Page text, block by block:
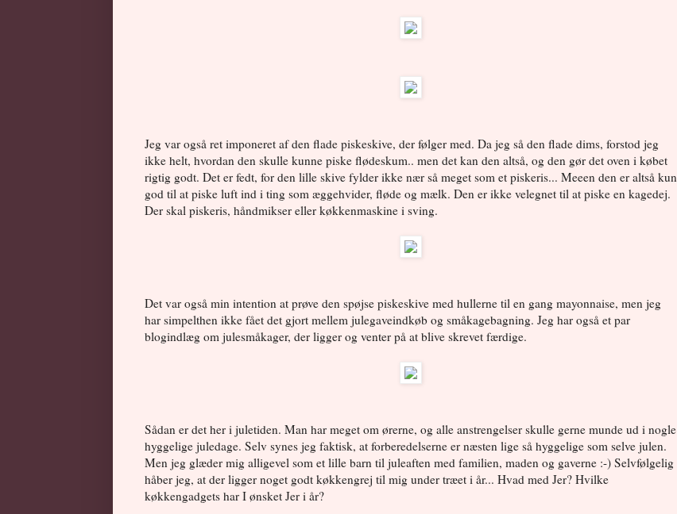
Jeg var også ret imponeret af den flade piskeskive, der følger med. Da jeg så den flade dims, forstod jeg
ikke helt, hvordan den skulle kunne piske flødeskum.. men det kan den altså, og den gør det oven i købet
rigtig godt. Det er fedt, for den lille skive fylder ikke nær så meget som et piskeris... Meeen den er altså kun
god til at piske luft ind i ting som æggehvider, fløde og mælk. Den er ikke velegnet til at piske en kagedej.
Der skal piskeris, håndmikser eller køkkenmaskine i sving.
Det var også min intention at prøve den spøjse piskeskive med hullerne til en gang mayonnaise, men jeg
har simpelthen ikke fået det gjort mellem julegaveindkøb og småkagebagning. Jeg har også et par
blogindlæg om julesmåkager, der ligger og venter på at blive skrevet færdige.
Sådan er det her i juletiden. Man har meget om ørerne, og alle anstrengelser skulle gerne munde ud i nogle
hyggelige juledage. Selv synes jeg faktisk, at forberedelserne er næsten lige så hyggelige som selve julen.
Men jeg glæder mig alligevel som et lille barn til juleaften med familien, maden og gaverne :-) Selvfølgelig
håber jeg, at der ligger noget godt køkkengrej til mig under træet i år... Hvad med Jer? Hvilke
køkkengadgets har I ønsket Jer i år?